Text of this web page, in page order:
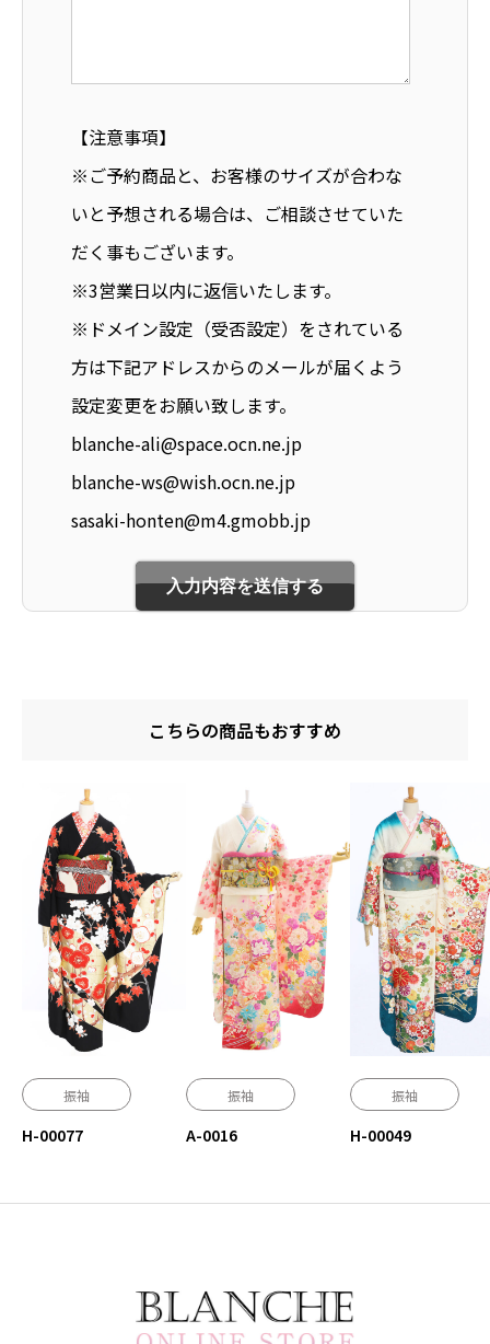
【注意事項】
※ご予約商品と、お客様のサイズが合わな
いと予想される場合は、ご相談させていた
だく事もございます。
※3営業日以内に返信いたします。
※ドメイン設定（受否設定）をされている
方は下記アドレスからのメールが届くよう
設定変更をお願い致します。
blanche-ali@space.ocn.ne.jp
blanche-ws@wish.ocn.ne.jp
sasaki-honten@m4.gmobb.jp
こちらの商品もおすすめ
振袖
H-00077
振袖
A-0016
振袖
H-00049